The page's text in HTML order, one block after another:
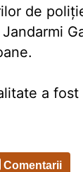
de
a
Comentarii